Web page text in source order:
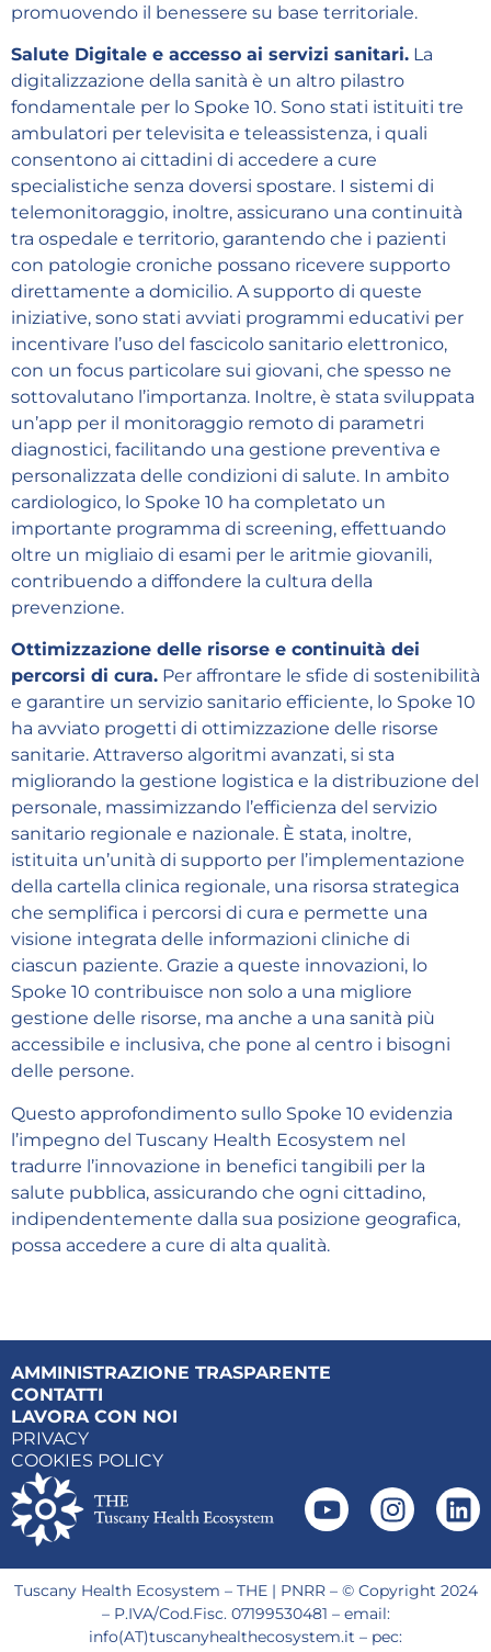
promuovendo il benessere su base territoriale.
Salute Digitale e accesso ai servizi sanitari. La
digitalizzazione della sanità è un altro pilastro
fondamentale per lo Spoke 10. Sono stati istituiti tre
ambulatori per televisita e teleassistenza, i quali
consentono ai cittadini di accedere a cure
specialistiche senza doversi spostare. I sistemi di
telemonitoraggio, inoltre, assicurano una continuità
tra ospedale e territorio, garantendo che i pazienti
con patologie croniche possano ricevere supporto
direttamente a domicilio. A supporto di queste
iniziative, sono stati avviati programmi educativi per
incentivare l’uso del fascicolo sanitario elettronico,
con un focus particolare sui giovani, che spesso ne
sottovalutano l’importanza. Inoltre, è stata sviluppata
un’app per il monitoraggio remoto di parametri
diagnostici, facilitando una gestione preventiva e
personalizzata delle condizioni di salute. In ambito
cardiologico, lo Spoke 10 ha completato un
importante programma di screening, effettuando
oltre un migliaio di esami per le aritmie giovanili,
contribuendo a diffondere la cultura della
prevenzione.
Ottimizzazione delle risorse e continuità dei
percorsi di cura. Per affrontare le sfide di sostenibilità
e garantire un servizio sanitario efficiente, lo Spoke 10
ha avviato progetti di ottimizzazione delle risorse
sanitarie. Attraverso algoritmi avanzati, si sta
migliorando la gestione logistica e la distribuzione del
personale, massimizzando l’efficienza del servizio
sanitario regionale e nazionale. È stata, inoltre,
istituita un’unità di supporto per l’implementazione
della cartella clinica regionale, una risorsa strategica
che semplifica i percorsi di cura e permette una
visione integrata delle informazioni cliniche di
ciascun paziente. Grazie a queste innovazioni, lo
Spoke 10 contribuisce non solo a una migliore
gestione delle risorse, ma anche a una sanità più
accessibile e inclusiva, che pone al centro i bisogni
delle persone.
Questo approfondimento sullo Spoke 10 evidenzia
l’impegno del Tuscany Health Ecosystem nel
tradurre l’innovazione in benefici tangibili per la
salute pubblica, assicurando che ogni cittadino,
indipendentemente dalla sua posizione geografica,
possa accedere a cure di alta qualità.
AMMINISTRAZIONE TRASPARENTE
CONTATTI
LAVORA CON NOI
PRIVACY
COOKIES POLICY
Tuscany Health Ecosystem – THE | PNRR – © Copyright 2024
– P.IVA/Cod.Fisc. 07199530481 – email:
info(AT)tuscanyhealthecosystem.it – pec: